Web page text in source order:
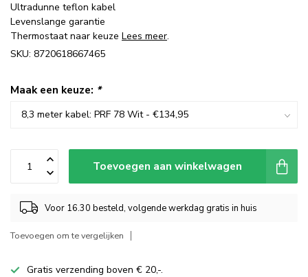
Ultradunne teflon kabel
Levenslange garantie
Thermostaat naar keuze Lees meer.
SKU: 8720618667465
Maak een keuze: *
Toevoegen aan winkelwagen
Voor 16.30 besteld, volgende werkdag gratis in huis
Toevoegen om te vergelijken
Gratis verzending boven € 20,-.